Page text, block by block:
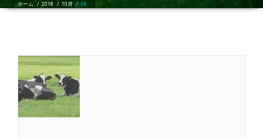
ホーム / 2018 / 10月/06